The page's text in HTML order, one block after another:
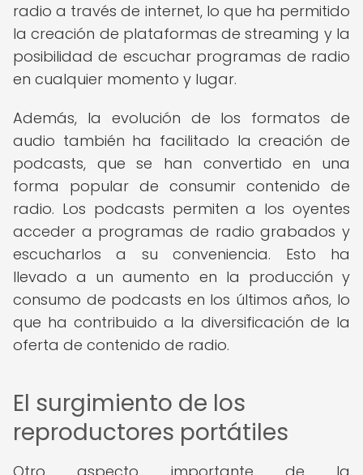
radio a través de internet, lo que ha permitido
la creación de plataformas de streaming y la
posibilidad de escuchar programas de radio
en cualquier momento y lugar.
Además, la evolución de los formatos de
audio también ha facilitado la creación de
podcasts, que se han convertido en una
forma popular de consumir contenido de
radio. Los podcasts permiten a los oyentes
acceder a programas de radio grabados y
escucharlos a su conveniencia. Esto ha
llevado a un aumento en la producción y
consumo de podcasts en los últimos años, lo
que ha contribuido a la diversificación de la
oferta de contenido de radio.
El surgimiento de los
reproductores portátiles